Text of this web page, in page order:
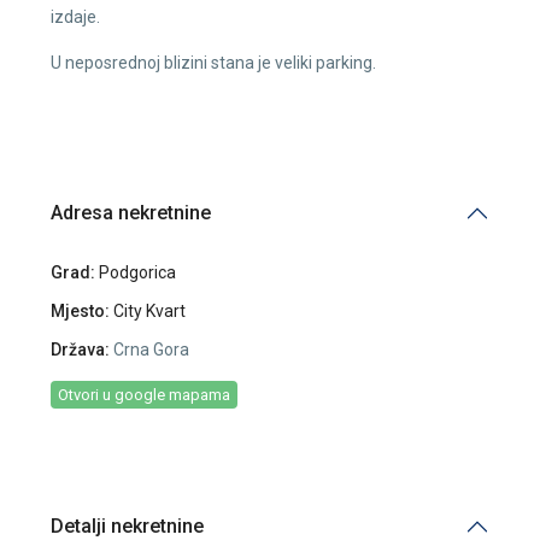
izdaje.
U neposrednoj blizini stana je veliki parking.
Adresa nekretnine
Grad: Podgorica
Mjesto: City Kvart
Država: Crna Gora
Otvori u google mapama
Detalji nekretnine